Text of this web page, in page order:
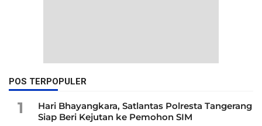
POS TERPOPULER
1
Hari Bhayangkara, Satlantas Polresta Tangerang
Siap Beri Kejutan ke Pemohon SIM